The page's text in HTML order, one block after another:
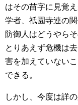
はその苗字に見覚
学者、祇園寺連の
防御人はどうやら
とりあえず危機は
害を加えていない
できる。
しかし、今度は詳